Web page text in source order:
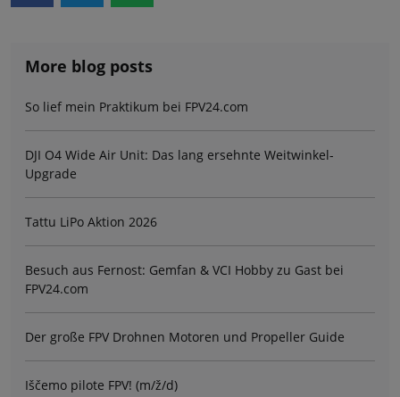
More blog posts
So lief mein Praktikum bei FPV24.com
DJI O4 Wide Air Unit: Das lang ersehnte Weitwinkel-
Upgrade
Tattu LiPo Aktion 2026
Besuch aus Fernost: Gemfan & VCI Hobby zu Gast bei
FPV24.com
Der große FPV Drohnen Motoren und Propeller Guide
Iščemo pilote FPV! (m/ž/d)